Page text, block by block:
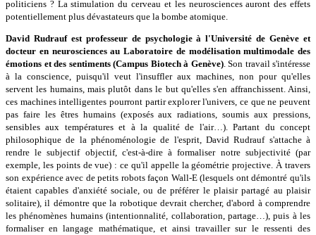
politiciens ? La stimulation du cerveau et les neurosciences auront des effets
potentiellement plus dévastateurs que la bombe atomique.
David Rudrauf est professeur de psychologie à l'Université de Genève et
docteur en neurosciences au Laboratoire de modélisation multimodale des
émotions et des sentiments (Campus Biotech à Genève). Son travail s'intéresse
à la conscience, puisqu'il veut l'insuffler aux machines, non pour qu'elles
servent les humains, mais plutôt dans le but qu'elles s'en affranchissent. Ainsi,
ces machines intelligentes pourront partir explorer l'univers, ce que ne peuvent
pas faire les êtres humains (exposés aux radiations, soumis aux pressions,
sensibles aux températures et à la qualité de l'air…). Partant du concept
philosophique de la phénoménologie de l'esprit, David Rudrauf s'attache à
rendre le subjectif objectif, c'est-à-dire à formaliser notre subjectivité (par
exemple, les points de vue) : ce qu'il appelle la géométrie projective. À travers
son expérience avec de petits robots façon Wall-E (lesquels ont démontré qu'ils
étaient capables d'anxiété sociale, ou de préférer le plaisir partagé au plaisir
solitaire), il démontre que la robotique devrait chercher, d'abord à comprendre
les phénomènes humains (intentionnalité, collaboration, partage…), puis à les
formaliser en langage mathématique, et ainsi travailler sur le ressenti des